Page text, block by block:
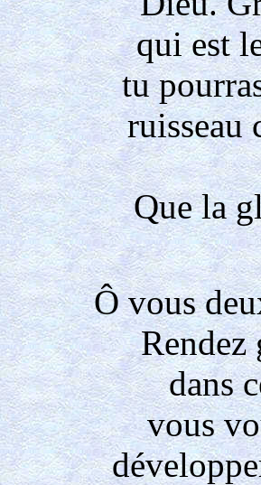
qui est
tu
ruisseau
Que la
Ô vous
Rendez
dans
vous